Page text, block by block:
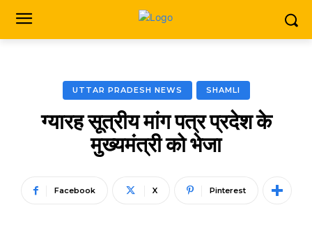
UTTAR PRADESH NEWS SHAMLI
ग्यारह सूत्रीय मांग पत्र प्रदेश के
मुख्यमंत्री को भेजा
Facebook X Pinterest